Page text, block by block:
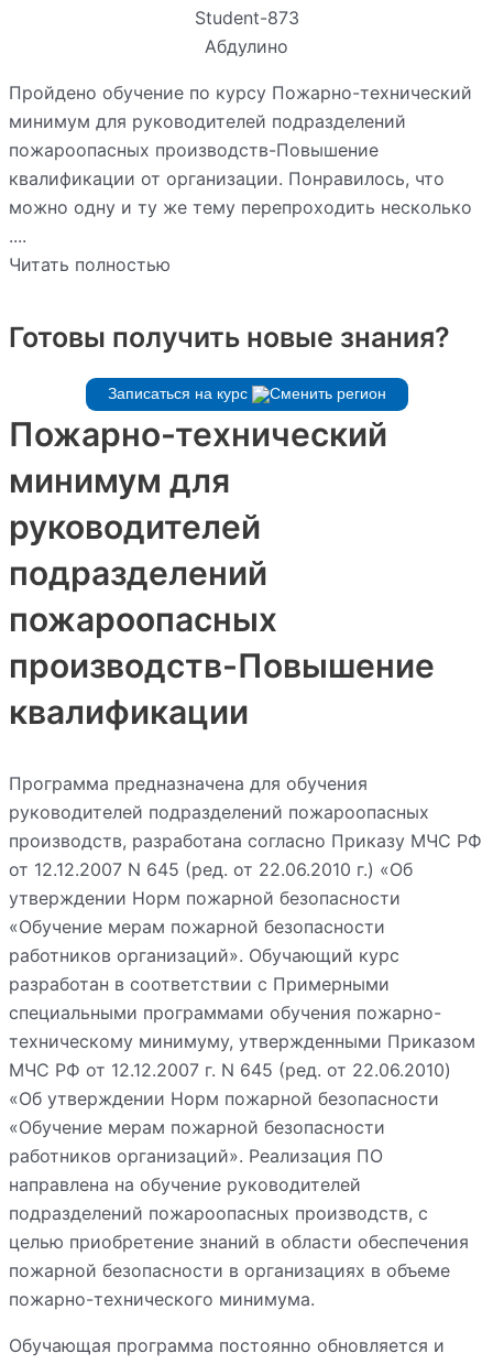
Student-873
Абдулино
Пройдено обучение по курсу Пожарно-технический
минимум для руководителей подразделений
пожароопасных производств-Повышение
квалификации от организации. Понравилось, что
можно одну и ту же тему перепроходить несколько
....
Читать полностью
Готовы получить новые знания?
Записаться на курс
Пожарно-технический
минимум для
руководителей
подразделений
пожароопасных
производств-Повышение
квалификации
Программа предназначена для обучения
руководителей подразделений пожароопасных
производств, разработана согласно Приказу МЧС РФ
от 12.12.2007 N 645 (ред. от 22.06.2010 г.) «Об
утверждении Норм пожарной безопасности
«Обучение мерам пожарной безопасности
работников организаций». Обучающий курс
разработан в соответствии с Примерными
специальными программами обучения пожарно-
техническому минимуму, утвержденными Приказом
МЧС РФ от 12.12.2007 г. N 645 (ред. от 22.06.2010)
«Об утверждении Норм пожарной безопасности
«Обучение мерам пожарной безопасности
работников организаций». Реализация ПО
направлена на обучение руководителей
подразделений пожароопасных производств, с
целью приобретение знаний в области обеспечения
пожарной безопасности в организациях в объеме
пожарно-технического минимума.
Обучающая программа постоянно обновляется и